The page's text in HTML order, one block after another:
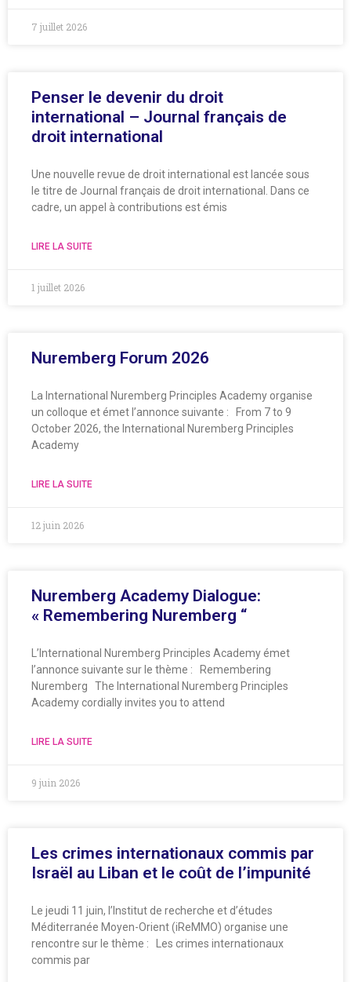
7 juillet 2026
Penser le devenir du droit
international – Journal français de
droit international
Une nouvelle revue de droit international est lancée sous
le titre de Journal français de droit international. Dans ce
cadre, un appel à contributions est émis
LIRE LA SUITE
1 juillet 2026
Nuremberg Forum 2026
La International Nuremberg Principles Academy organise
un colloque et émet l’annonce suivante : From 7 to 9
October 2026, the International Nuremberg Principles
Academy
LIRE LA SUITE
12 juin 2026
Nuremberg Academy Dialogue:
« Remembering Nuremberg “
L’International Nuremberg Principles Academy émet
l’annonce suivante sur le thème : Remembering
Nuremberg The International Nuremberg Principles
Academy cordially invites you to attend
LIRE LA SUITE
9 juin 2026
Les crimes internationaux commis par
Israël au Liban et le coût de l’impunité
Le jeudi 11 juin, l’Institut de recherche et d’études
Méditerranée Moyen-Orient (iReMMO) organise une
rencontre sur le thème : Les crimes internationaux
commis par